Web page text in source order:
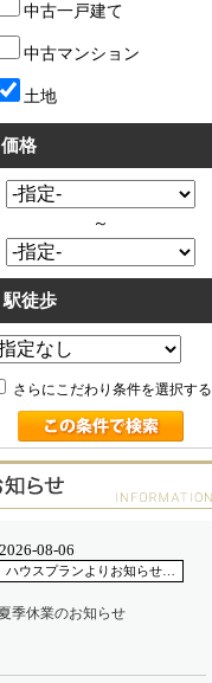
中古一戸建て
中古マンション
土地
価格
～
駅徒歩
さらにこだわり条件を選択する